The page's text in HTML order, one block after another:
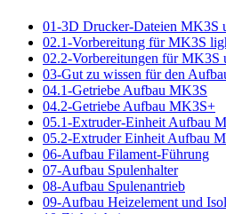
01-3D Drucker-Dateien MK3S
02.1-Vorbereitung für MK3S
02.2-Vorbereitungen für MK3S
03-Gut zu wissen für den
04.1-Getriebe Aufbau MK3S
04.2-Getriebe Aufbau MK3S+
05.1-Extruder-Einheit Aufbau
05.2-Extruder Einheit Aufbau
06-Aufbau Filament-Führung
07-Aufbau Spulenhalter
08-Aufbau Spulenantrieb
09-Aufbau Heizelement und